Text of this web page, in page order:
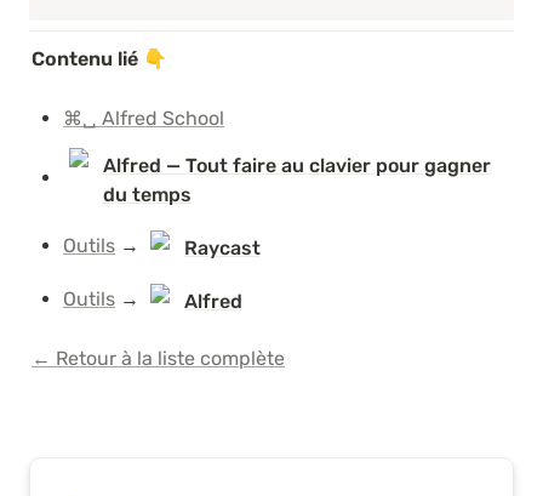
Contenu lié 👇
⌘␣ Alfred School
Alfred — Tout faire au clavier pour gagner
du temps
Outils → Raycast
Outils → Alfred
← Retour à la liste complète